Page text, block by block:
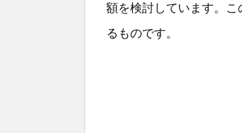
額を検討しています。
るものです。